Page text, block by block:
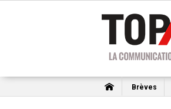
Brèves